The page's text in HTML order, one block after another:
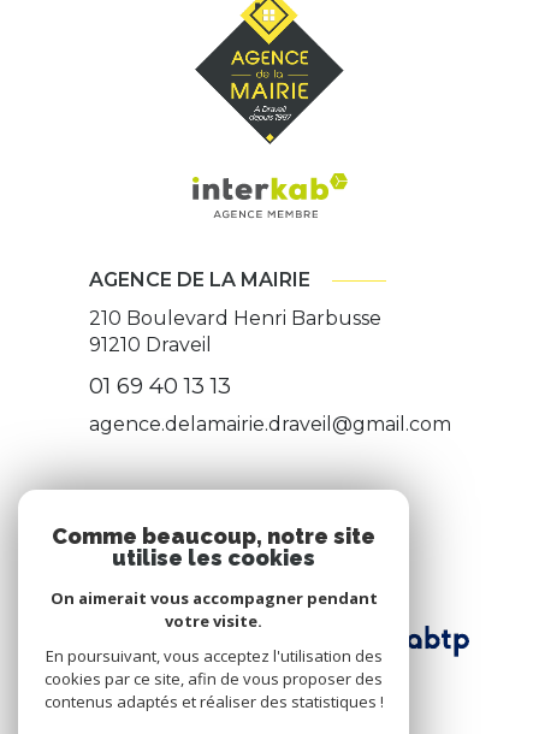
AGENCE DE LA MAIRIE
210 Boulevard Henri Barbusse
91210 Draveil
01 69 40 13 13
agence.delamairie.draveil@gmail.com
Nous adhérons
Comme beaucoup, notre site
utilise les cookies
On aimerait vous accompagner pendant
votre visite.
En poursuivant, vous acceptez l'utilisation des
cookies par ce site, afin de vous proposer des
contenus adaptés et réaliser des statistiques !